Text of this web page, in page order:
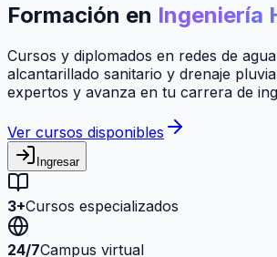
Formación en Ingeniería
Cursos y diplomados en redes de
alcantarillado sanitario y drenaje
expertos y avanza en tu carrera de
Ver cursos disponibles
Ingresar
3+Cursos especializados
24/7Campus virtual